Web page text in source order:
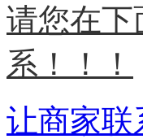
请您在下
系！！！
让商家联